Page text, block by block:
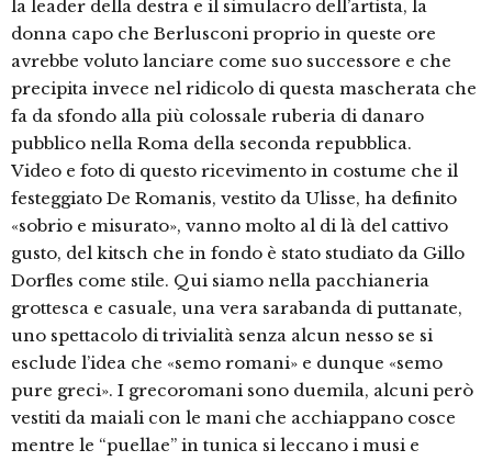
la leader della destra e il simulacro dell’artista, la
donna capo che Berlusconi proprio in queste ore
avrebbe voluto lanciare come suo successore e che
precipita invece nel ridicolo di questa mascherata che
fa da sfondo alla più colossale ruberia di danaro
pubblico nella Roma della seconda repubblica.
Video e foto di questo ricevimento in costume che il
festeggiato De Romanis, vestito da Ulisse, ha definito
«sobrio e misurato», vanno molto al di là del cattivo
gusto, del kitsch che in fondo è stato studiato da Gillo
Dorfles come stile. Qui siamo nella pacchianeria
grottesca e casuale, una vera sarabanda di puttanate,
uno spettacolo di trivialità senza alcun nesso se si
esclude l’idea che «semo romani» e dunque «semo
pure greci». I grecoromani sono duemila, alcuni però
vestiti da maiali con le mani che acchiappano cosce
mentre le “puellae” in tunica si leccano i musi e